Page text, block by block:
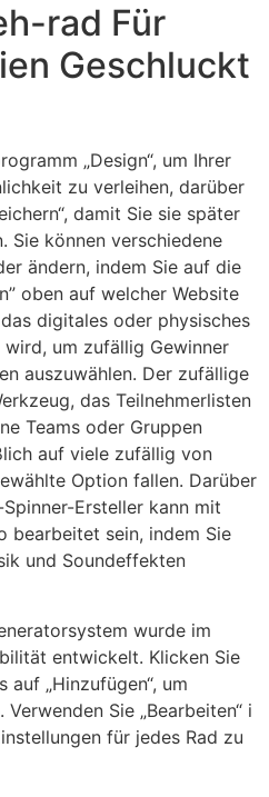
rad Für
Geschluckt
„Design“, um Ihrer
zu verleihen, darüber
damit Sie sie später
Sie können verschiedene
ändern, indem Sie auf die
oben auf welcher Website
digitales oder physisches
um zufällig Gewinner
auszuwählen. Der zufällige
das Teilnehmerlisten
Teams oder Gruppen
auf viele zufällig von
Option fallen. Darüber
Ersteller kann mit
bearbeitet sein, indem Sie
und Soundeffekten
wurde im
entwickelt. Klicken Sie
auf „Hinzufügen“, um
Sie „Bearbeiten“ i
für jedes Rad zu